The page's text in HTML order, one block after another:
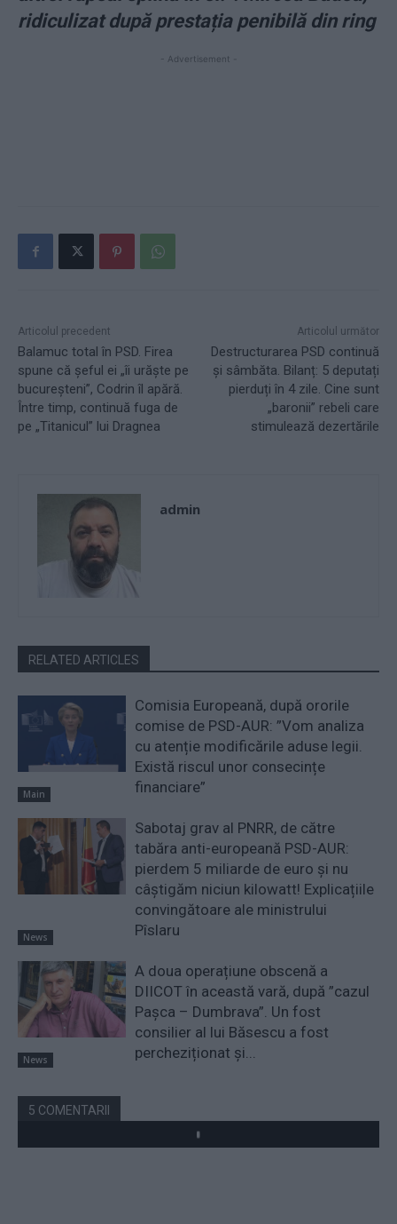
ridiculizat după prestația penibilă din ring
- Advertisement -
Articolul precedent
Balamuc total în PSD. Firea
spune că şeful ei „îi urăşte pe
bucureşteni”, Codrin îl apără.
Între timp, continuă fuga de
pe „Titanicul” lui Dragnea
Articolul următor
Destructurarea PSD continuă
şi sâmbăta. Bilanț: 5 deputați
pierduți în 4 zile. Cine sunt
„baronii” rebeli care
stimulează dezertările
admin
RELATED ARTICLES
Main
Comisia Europeană, după ororile
comise de PSD-AUR: ”Vom analiza
cu atenție modificările aduse legii.
Există riscul unor consecințe
financiare”
News
Sabotaj grav al PNRR, de către
tabăra anti-europeană PSD-AUR:
pierdem 5 miliarde de euro și nu
câștigăm niciun kilowatt! Explicațiile
convingătoare ale ministrului
Pîslaru
News
A doua operațiune obscenă a
DIICOT în această vară, după ”cazul
Pașca – Dumbrava”. Un fost
consilier al lui Băsescu a fost
percheziționat și...
5 COMENTARII